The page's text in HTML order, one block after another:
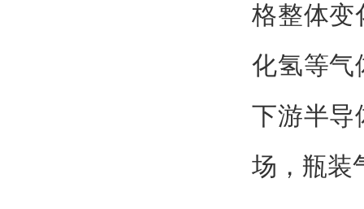
格整体变
化氢等气
下游半导
场，瓶装